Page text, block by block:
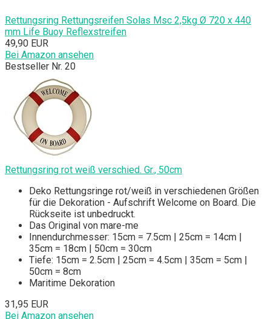
Rettungsring Rettungsreifen Solas Msc 2,5kg Ø 720 x 440
mm Life Buoy Reflexstreifen
49,90 EUR
Bei Amazon ansehen
Bestseller Nr. 20
Rettungsring rot weiß verschied. Gr., 50cm
Deko Rettungsringe rot/weiß in verschiedenen Größen
für die Dekoration - Aufschrift Welcome on Board. Die
Rückseite ist unbedruckt.
Das Original von mare-me
Innendurchmesser: 15cm = 7.5cm | 25cm = 14cm |
35cm = 18cm | 50cm = 30cm
Tiefe: 15cm = 2.5cm | 25cm = 4.5cm | 35cm = 5cm |
50cm = 8cm
Maritime Dekoration
31,95 EUR
Bei Amazon ansehen